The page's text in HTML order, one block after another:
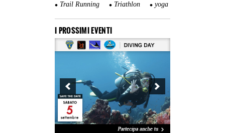
Trail Running
Triathlon yoga
I PROSSIMI EVENTI